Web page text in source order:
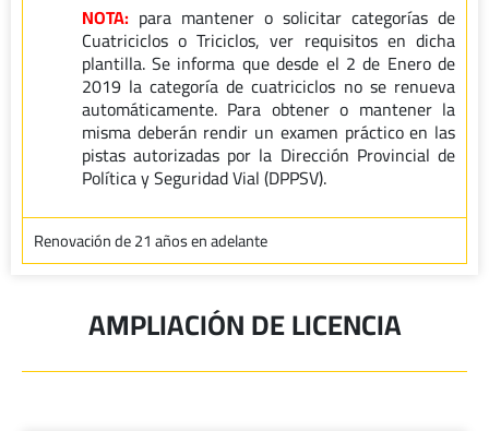
NOTA: para mantener o solicitar categorías de
Cuatriciclos o Triciclos, ver requisitos en dicha
plantilla. Se informa que desde el 2 de Enero de
2019 la categoría de cuatriciclos no se renueva
automáticamente. Para obtener o mantener la
misma deberán rendir un examen práctico en las
pistas autorizadas por la Dirección Provincial de
Política y Seguridad Vial (DPPSV).
Renovación de 21 años en adelante
AMPLIACIÓN DE LICENCIA